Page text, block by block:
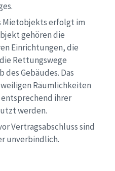
Mietobjekts erfolgt im
gehören die
Einrichtungen, die
Rettungswege
Gebäudes. Das
Räumlichkeiten
ihrer
werden.
Vertragsabschluss sind
unverbindlich.